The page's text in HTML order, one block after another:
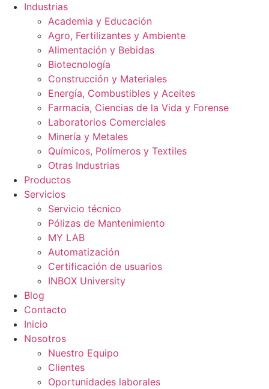
Industrias
Academia y Educación
Agro, Fertilizantes y Ambiente
Alimentación y Bebidas
Biotecnología
Construcción y Materiales
Energía, Combustibles y Aceites
Farmacia, Ciencias de la Vida y Forense
Laboratorios Comerciales
Minería y Metales
Químicos, Polímeros y Textiles
Otras Industrias
Productos
Servicios
Servicio técnico
Pólizas de Mantenimiento
MY LAB
Automatización
Certificación de usuarios
INBOX University
Blog
Contacto
Inicio
Nosotros
Nuestro Equipo
Clientes
Oportunidades laborales